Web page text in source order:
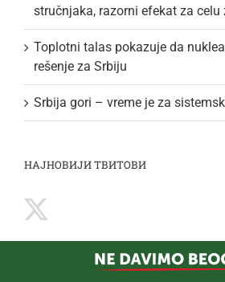
stručnjaka, razorni efekat za celu
Toplotni talas pokazuje da
rešenje za Srbiju
Srbija gori – vreme je za
НАЈНОВИЈИ ТВИТОВИ